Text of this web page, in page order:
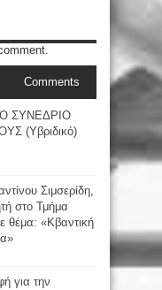
Comments
ΣΥΝΕΔΡΙΟ
(Υβριδικό)
Σιμσερίδη,
στο Τμήμα
θέμα: «Κβαντική
για την